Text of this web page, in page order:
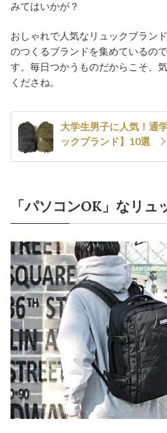
みてはいかが？
おしゃれで人気なリュックブラン
のつくるブランドを集めているの
す。毎日つかうものだからこそ、
くださね。
大学生男子に人気！通
ックブランド】10選
「パソコンOK」なリュ